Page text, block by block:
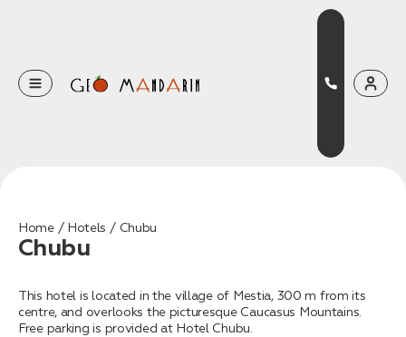
Home Hotels Chubu
Chubu
This hotel is located in the village of Mestia, 300 m from its
centre, and overlooks the picturesque Caucasus Mountains.
Free parking is provided at Hotel Chubu.
Оставьте свои данные
Наш менеджер скоро свяжется с вами
Нажимая на кнопку, вы соглашаетесь с условиями